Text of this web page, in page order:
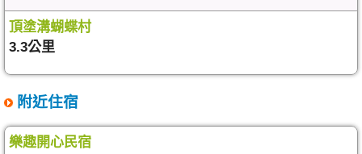
頂塗溝蝴蝶村
3.3公里
附近住宿
樂趣開心民宿